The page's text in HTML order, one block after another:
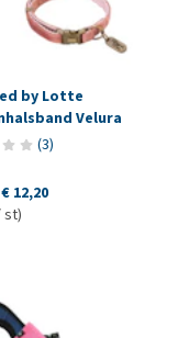
by Lotte
Velura
(3)
€ 12,20
st)